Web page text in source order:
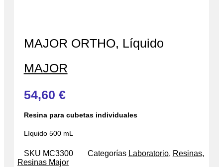
MAJOR ORTHO, Líquido
MAJOR
54,60 €
Resina para cubetas individuales
Líquido 500 mL
SKU MC3300 Categorías Laboratorio, Resinas,
Resinas Major